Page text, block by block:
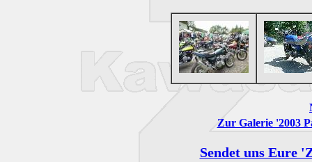
Zur Galerie '2003
Sendet uns Eure